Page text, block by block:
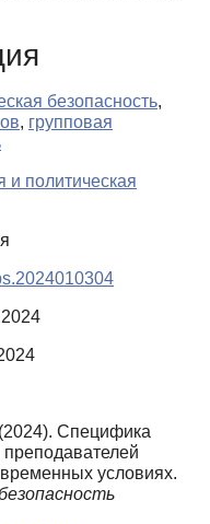
безопасность,
, групповая
и политическая
Специфика
преподавателей
условиях.